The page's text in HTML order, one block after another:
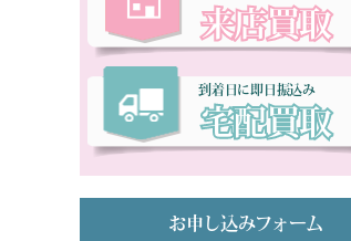
来店買取
到着日に即日振込み
宅配買取
お申し込みフォーム